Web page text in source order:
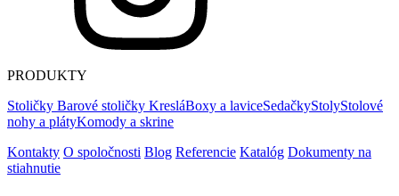
PRODUKTY
Stoličky Barové stoličky KresláBoxy a laviceSedačkyStolyStolové
nohy a plátyKomody a skrine
Kontakty O spoločnosti Blog Referencie Katalóg Dokumenty na
stiahnutie